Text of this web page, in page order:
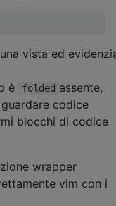
vista ed
è
folded assente,
codice
blocchi di codice
wrapper
vim con i